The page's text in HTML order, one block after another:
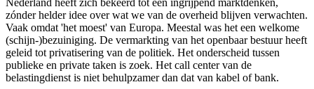
Nederland heeft zich bekeerd tot een ingrijpend marktdenken,
zónder helder idee over wat we van de overheid blijven verwachten.
Vaak omdat 'het moest' van Europa. Meestal was het een welkome
(schijn-)bezuiniging. De vermarkting van het openbaar bestuur heeft
geleid tot privatisering van de politiek. Het onderscheid tussen
publieke en private taken is zoek. Het call center van de
belastingdienst is niet behulpzamer dan dat van kabel of bank.